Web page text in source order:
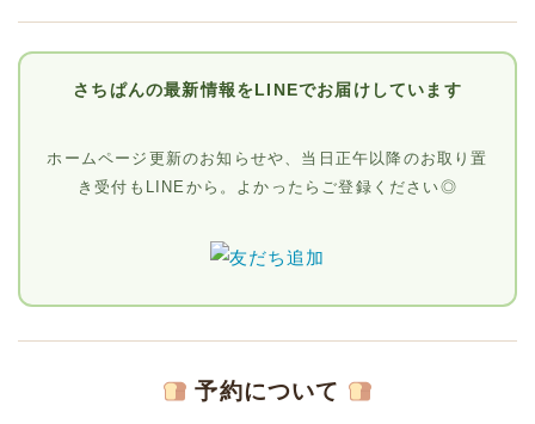
さちぱんの最新情報をLINEでお届けしています
ホームページ更新のお知らせや、当日正午以降のお取り置
き受付もLINEから。よかったらご登録ください◎
予約について